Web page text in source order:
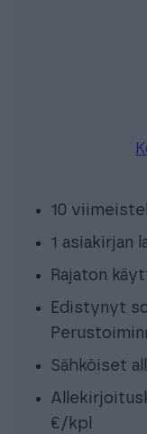
10
1 asiakirjan
Rajaton
Edistynyt
Sähköiset
€/kpl